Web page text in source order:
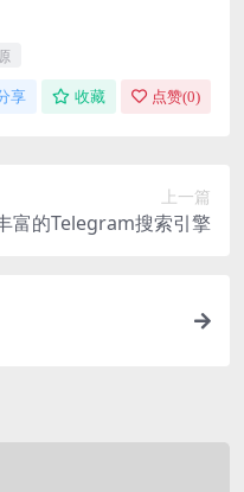
享 收藏 点赞(0)
上一篇
富的Telegram搜索引擎